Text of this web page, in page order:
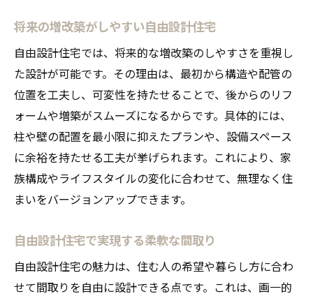
将来の増改築がしやすい自由設計住宅
自由設計住宅では、将来的な増改築のしやすさを重視し
た設計が可能です。その理由は、最初から構造や配管の
位置を工夫し、可変性を持たせることで、後からのリフ
ォームや増築がスムーズになるからです。具体的には、
柱や壁の配置を最小限に抑えたプランや、設備スペース
に余裕を持たせる工夫が挙げられます。これにより、家
族構成やライフスタイルの変化に合わせて、無理なく住
まいをバージョンアップできます。
自由設計住宅で実現する柔軟な間取り
自由設計住宅の魅力は、住む人の希望や暮らし方に合わ
せて間取りを自由に設計できる点です。これは、画一的